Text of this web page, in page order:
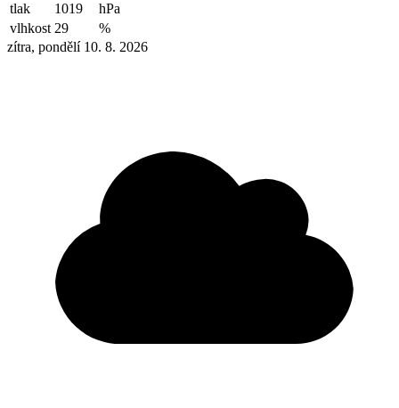
tlak
1019
hPa
vlhkost 29
%
zítra, pondělí 10. 8. 2026